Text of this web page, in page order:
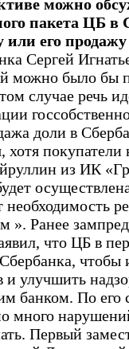
можно
пакета ЦБ в
или его
Сергей
можно было бы
случае речь
доли в
хотя
из ИК
необходимость
». Ранее
что ЦБ в
и улучшить
банком. По его
много
Первый